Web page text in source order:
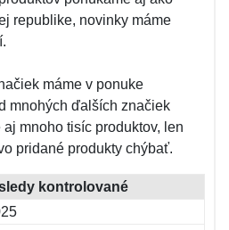
republike, novinky máme
máme v ponuke
mnohých ďalších značiek
mnoho tisíc produktov, len
pridané produkty chýbať.
kontrolované